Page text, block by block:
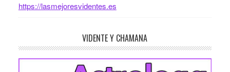
https://lasmejoresvidentes.es
VIDENTE Y CHAMANA